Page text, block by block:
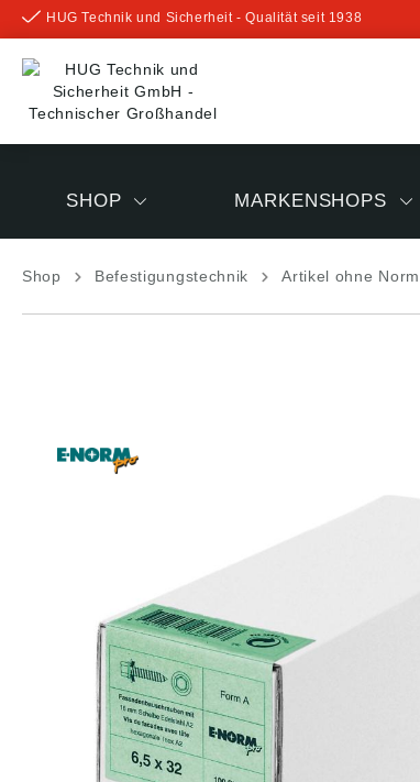
springen
HUG Technik und Sicherheit - Qualität seit 1938
SHOP MARKENSHOPS
Shop Befestigungstechnik Artikel ohne Norm